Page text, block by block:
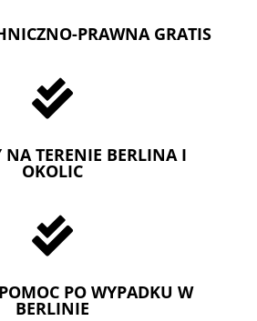
PRAWNA GRATIS

TERENIE BERLINA I
OKOLIC

PO WYPADKU W
BERLINIE